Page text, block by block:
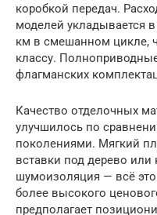
коробкой передач.
моделей укладывается
км в смешанном цикле,
классу.
флагманских
Качество отделочных
улучшилось по
поколениями. Мягкий
вставки под дерево или
шумоизоляция — всё
более высокого
предполагает